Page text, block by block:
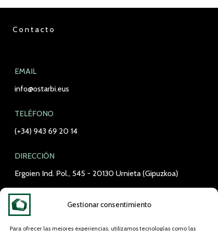
Gestionar consentimiento
Para ofrecer las mejores experiencias, utilizamos tecnologías como las
Contacto
EMAIL
info@ostarbi.eus
TELÉFONO
(+34) 943 69 20 14
DIRECCIÓN
Ergoien Ind. Pol., 545 - 20130 Urnieta (Gipuzkoa)